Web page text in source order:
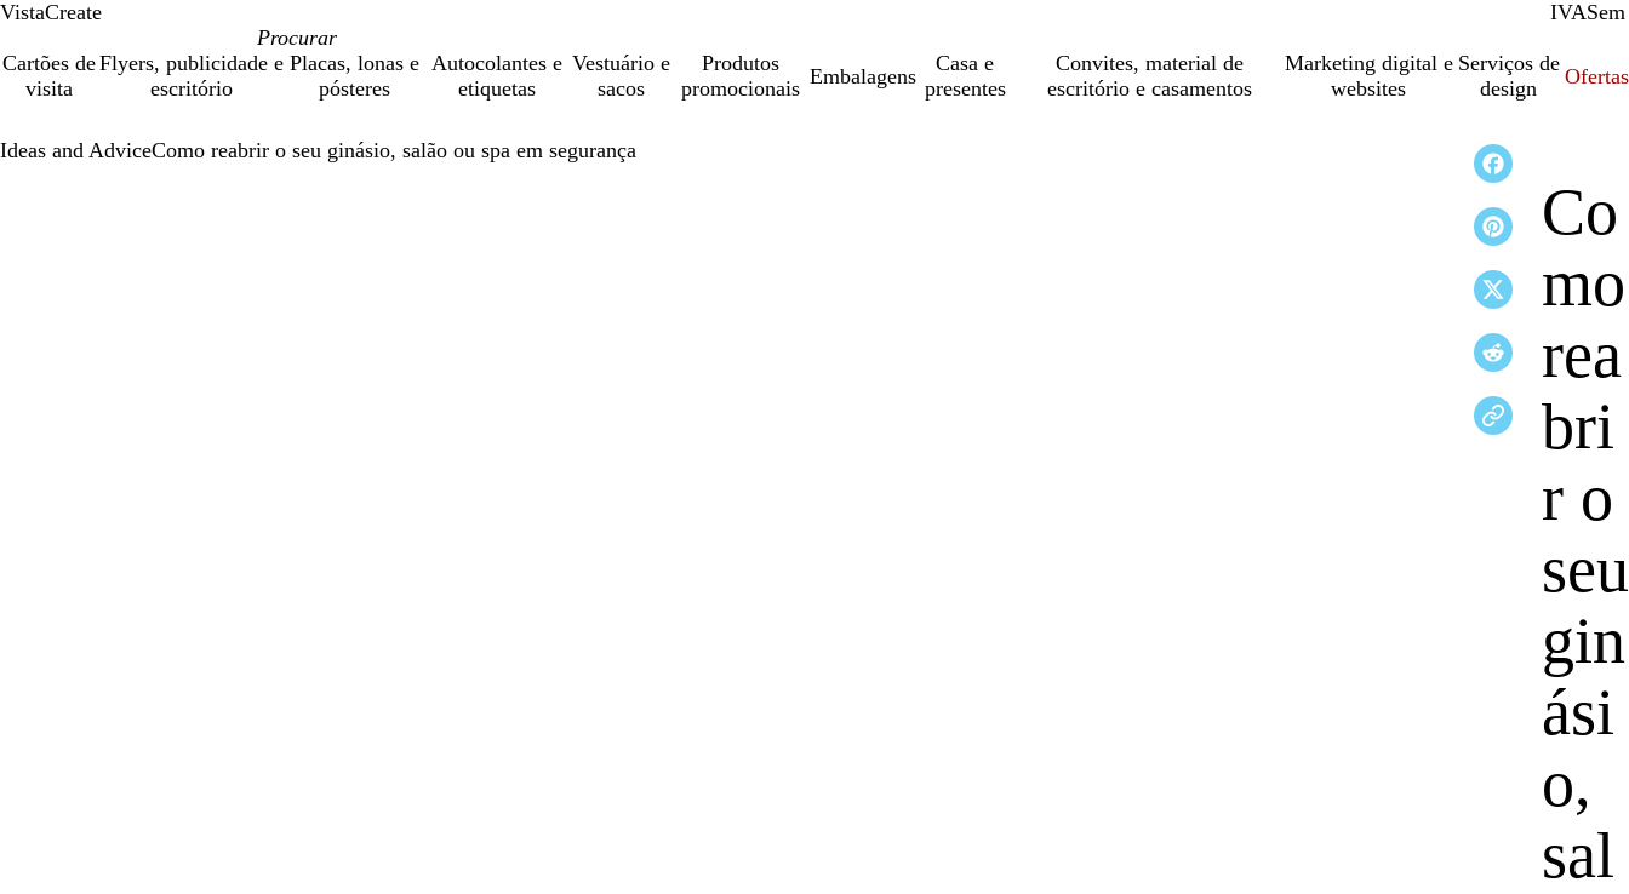
VistaCreate IVACom
Sem
Cartões de
visita
Flyers, publicidade e
escritório
Placas, lonas e
pósteres
Autocolantes e
etiquetas
Vestuário e
sacos
Produtos
promocionais
Embalagens
Casa e
presentes
Convites, material de
escritório e casamentos
Marketing digital e
websites
Serviços de
design
Ofertas
Ideas and AdviceComo reabrir o seu ginásio, salão ou spa em segurança
Co
mo
rea
bri
r o
seu
gin
ási
o,
sal